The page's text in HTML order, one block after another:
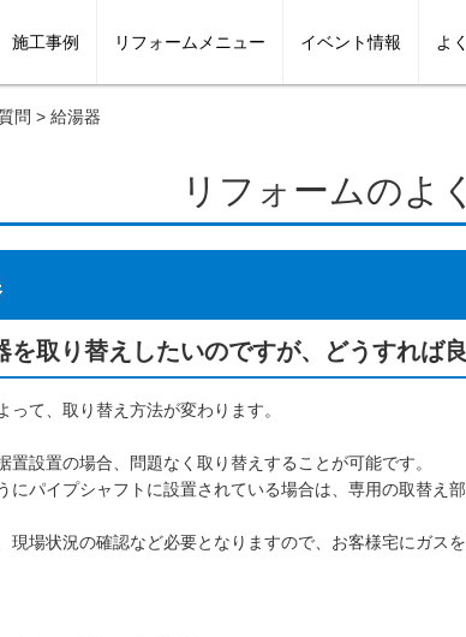
施工事例 リフォームメニュー イベント情報 よ
問 > 給湯器
リフォームのよ
を取り替えしたいのですが、どうすれば
って、取り替え方法が変わります。
置設置の場合、問題なく取り替えすることが可能です。
にパイプシャフトに設置されている場合は、専用の取替え部
現場状況の確認など必要となりますので、お客様宅にガス